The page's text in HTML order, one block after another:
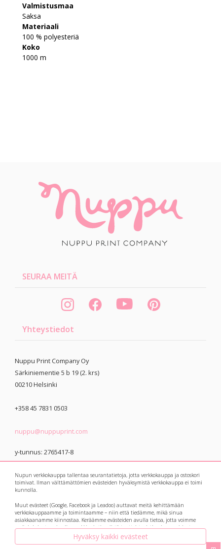
Valmistusmaa
Saksa
Materiaali
100 % polyesteriä
Koko
1000 m
SEURAA MEITÄ
Yhteystiedot
Nuppu Print Company Oy
Särkiniementie 5 b 19 (2. krs)
00210Helsinki
+358 45 7831 0503
nuppu@nuppuprint.com
y-tunnus: 2765417-8
© 2021 Nuppu Print
Company
Tietosuojaseloste
Nupun verkkokauppa tallentaa seurantatietoja, jotta verkkokauppa ja ostoskori
toimivat. Ilman välttämättömien evästeiden hyväksymistä verkkokauppa ei toimi
kunnolla.
Muut evästeet (Google, Facebook ja Leadoo) auttavat meitä kehittämään
verkkokauppaamme ja toimintaamme – niin että tiedämme, mikä sinua
asiakkaanamme kiinnostaa. Keräämme evästeiden avulla tietoa, jotta voimme
myös kohdentaa sinulle markkinointia niistä tuotteista, jotka sinua voisivat
kiinnostaa. Botit eli avautuvat keskusteluikkunat ja suosittelukoneet keräävät
myös tietoa kysymyksistäsi ja vastauksistasi, ja ne auttavat meitä vastaamaan ja
Hyväksy kaikki evästeet